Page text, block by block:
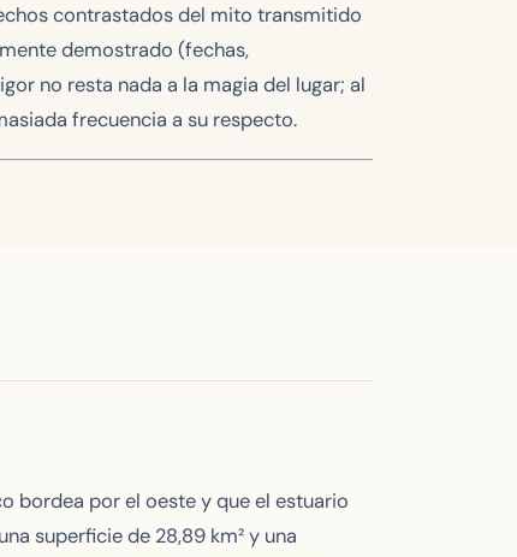
contrastados del mito transmitido
demostrado (fechas,
no resta nada a la magia del lugar; al
frecuencia a su respecto.
bordea por el oeste y que el estuario
superficie de 28,89 km² y una